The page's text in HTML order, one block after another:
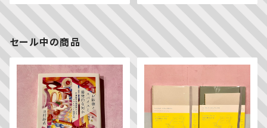
セール中の商品